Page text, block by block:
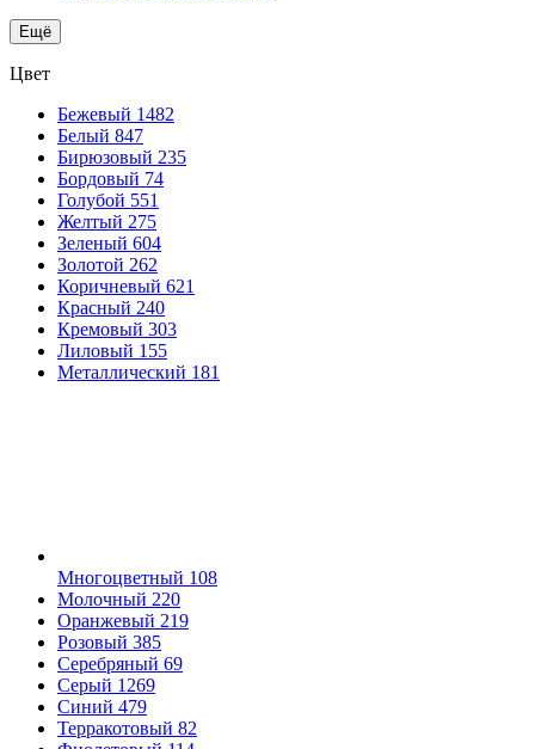
Ещё
Цвет
Бежевый 1482
Белый 847
Бирюзовый 235
Бордовый 74
Голубой 551
Желтый 275
Зеленый 604
Золотой 262
Коричневый 621
Красный 240
Кремовый 303
Лиловый 155
Металлический 181
Многоцветный 108
Молочный 220
Оранжевый 219
Розовый 385
Серебряный 69
Серый 1269
Синий 479
Терракотовый 82